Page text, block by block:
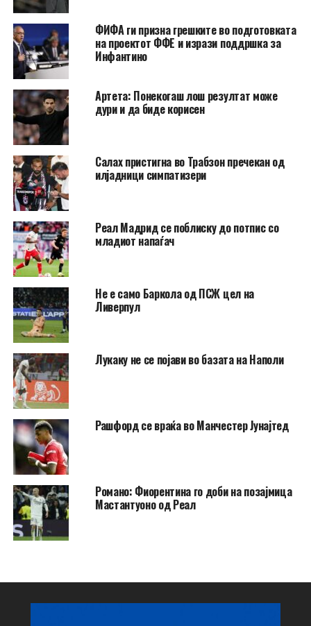
ФИФА ги призна грешките во подготовката
на проектот ФФЕ и изрази поддршка за
Инфантино
Артета: Понекогаш лош резултат може
дури и да биде корисен
Салах пристигна во Трабзон пречекан од
илјадници симпатизери
Реал Мадрид се поблиску до потпис со
младиот напаѓач
Не e само Баркола од ПСЖ цел на
Ливерпул
Лукаку не се појави во базата на Наполи
Рашфорд се враќа во Манчестер Јунајтед
Романо: Фиорентина го доби на позајмица
Мастантуоно од Реал